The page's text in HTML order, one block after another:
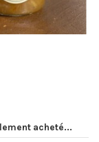
acheté...